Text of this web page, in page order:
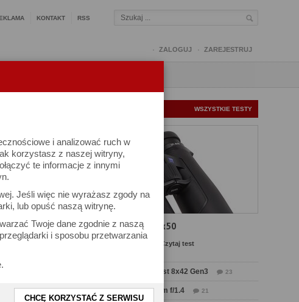
i analizować ruch w
korzystasz z naszej witryny,
te informacje z innymi
Jeśli więc nie wyrażasz zgody na
lub opuść naszą witrynę.
Twoje dane zgodnie z naszą
i sposobu przetwarzania
CHCĘ KORZYSTAĆ Z SERWISU
KONTAKT RSS
ZALOGUJ ZAREJESTRUJ
Podziel się
KOMENTARZ
WSZYSTKIE TESTY
Test Carl Zeiss SFL 8x50
Czytaj test
Test Delta Optical Forest 8x42 Gen3 23
Test Sirui Aurora 35 mm f/1.4 21